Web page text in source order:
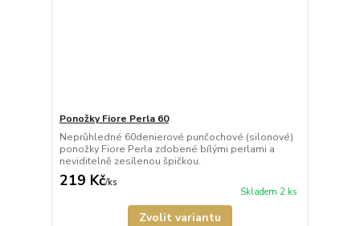
Ponožky Fiore Perla 60
Neprůhledné 60denierové punčochové (silonové)
ponožky Fiore Perla zdobené bílými perlami a
neviditelně zesílenou špičkou.
219 Kč/ks
Skladem 2 ks
Zvolit variantu